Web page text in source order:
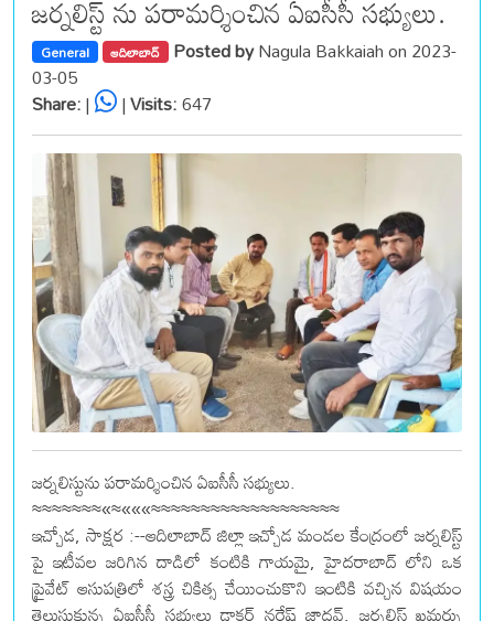
జర్నలిస్ట్ ను పరామర్శించిన ఏఐసీసీ సభ్యులు.
General ఆదిలాబాద్ Posted byNagula Bakkaiah on 2023-
03-05
Share:| |Visits:647
జర్నలిస్టును పరామర్శించిన ఏఐసీసీ సభ్యులు.
≈≈≈≈≈≈≈«≈«««≈≈≈≈≈≈≈≈≈≈≈≈≈≈≈≈≈≈≈
ఇచ్చోడ, సాక్షర :--ఆదిలాబాద్ జిల్లా ఇచ్చోడ మండల కేంద్రంలో జర్నలిస్ట్
పై ఇటీవల జరిగిన దాడిలో కంటికి గాయమై, హైదరాబాద్ లోని ఒక
ప్రైవేట్ ఆసుపత్రిలో శస్త్ర చికిత్స చేయించుకొని ఇంటికి వచ్చిన విషయం